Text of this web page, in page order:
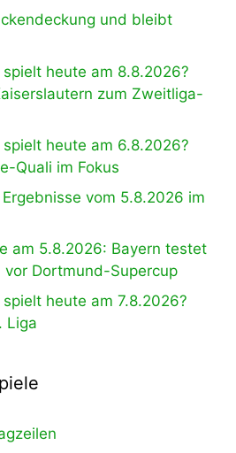
und bleibt
heute am 8.8.2026?
zum Zweitliga-
heute am 6.8.2026?
Quali im Fokus
vom 5.8.2026 im
am 5.8.2026: Bayern testet
Dortmund-Supercup
heute am 7.8.2026?
Liga